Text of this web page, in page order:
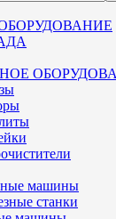
машины
станки